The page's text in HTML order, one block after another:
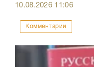
10.08.2026 11:06
Комментарии